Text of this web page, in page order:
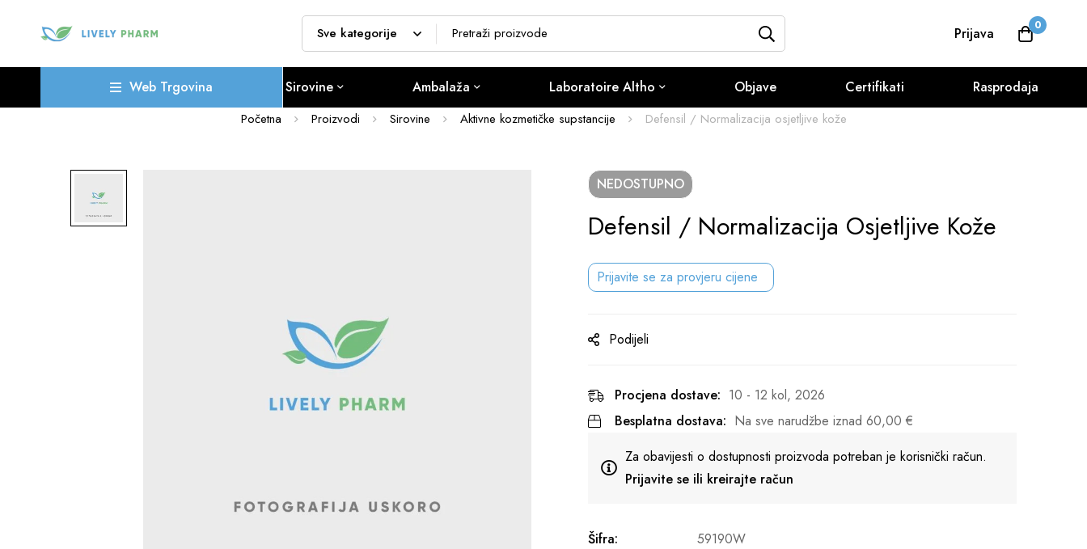
Prijava 0
Web Trgovina Sirovine Ambalaža Laboratoire Altho Objave Certifikati Rasprodaja
Početna Proizvodi Sirovine Aktivne kozmetičke supstancije Defensil / Normalizacija osjetljive kože
NEDOSTUPNO
Defensil / Normalizacija Osjetljive Kože
Prijavite se za provjeru cijene
Podijeli
Procjena dostave: 10 - 12 kol, 2026
Besplatna dostava: Na sve narudžbe iznad 60,00 €
Za obavijesti o dostupnosti proizvoda potreban je korisnički račun.
Prijavite se ili kreirajte račun
Šifra:
59190W